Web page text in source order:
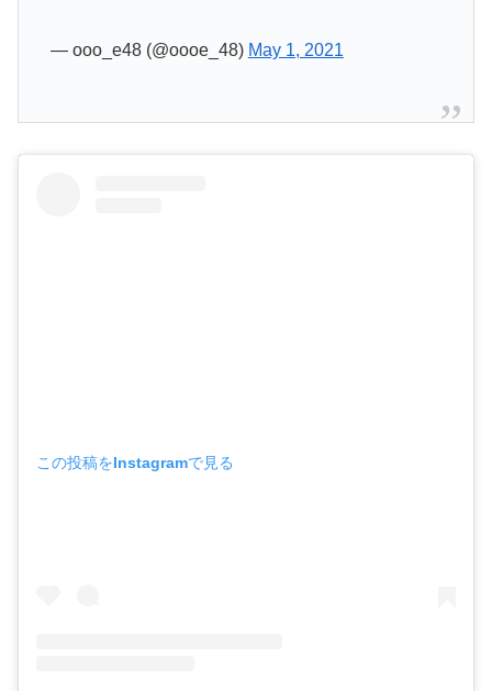
— ooo_e48 (@oooe_48) May 1, 2021
この投稿をInstagramで見る